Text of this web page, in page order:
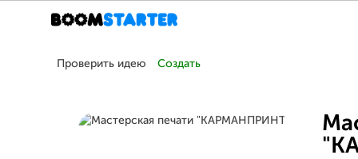
Проверить идею Создать